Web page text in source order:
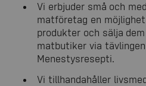
Vi erbjuder små och
matföretag en
produkter och sälja
matbutiker via tävlingen
Menestysresepti.
Vi tillhandahåller